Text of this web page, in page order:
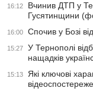
16:12
Вчинив ДТП у
Гусятинщини
16:00 Спочив у Бозі
15:27
У Тернополі
нащадків
15:13
Які ключові